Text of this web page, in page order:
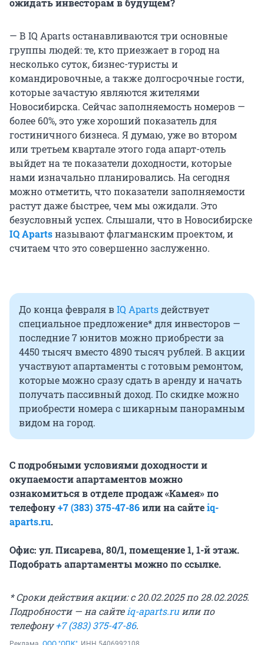
ожидать инвесторам в будущем?
— В IQ Aparts останавливаются три основные
группы людей: те, кто приезжает в город на
несколько суток, бизнес-туристы и
командировочные, а также долгосрочные гости,
которые зачастую являются жителями
Новосибирска. Сейчас заполняемость номеров —
более 60%, это уже хороший показатель для
гостиничного бизнеса. Я думаю, уже во втором
или третьем квартале этого года апарт-отель
выйдет на те показатели доходности, которые
нами изначально планировались. На сегодня
можно отметить, что показатели заполняемости
растут даже быстрее, чем мы ожидали. Это
безусловный успех. Слышали, что в Новосибирске
IQ Apartsназывают флагманским проектом, и
считаем что это совершенно заслуженно.
До конца февраля вIQ Apartsдействует
специальное предложение* для инвесторов —
последние 7 юнитов можно приобрести за
4450 тысяч вместо 4890 тысяч рублей. В акции
участвуют апартаменты с готовым ремонтом,
которые можно сразу сдать в аренду и начать
получать пассивный доход. По скидке можно
приобрести номера с шикарным панорамным
видом на город.
С подробными условиями доходности и
окупаемости апартаментов можно
ознакомиться в отделе продаж «Камея» по
телефону+7 (383) 375-47-86или на сайтеiq-
aparts.ru.
Офис: ул. Писарева, 80/1, помещение 1, 1-й этаж.
Подобрать апартаменты можнопо ссылке.
* Сроки действия акции: с 20.02.2025 по 28.02.2025.
Подробности — на сайтеiq-aparts.ruили по
телефону+7 (383) 375-47-86.